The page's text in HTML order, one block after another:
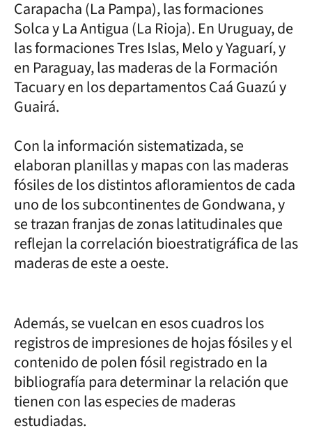
Carapacha (La Pampa), las formaciones
Solca y La Antigua (La Rioja). En Uruguay, de
las formaciones Tres Islas, Melo y Yaguarí, y
en Paraguay, las maderas de la Formación
Tacuary en los departamentos Caá Guazú y
Guairá.
Con la información sistematizada, se
elaboran planillas y mapas con las maderas
fósiles de los distintos afloramientos de cada
uno de los subcontinentes de Gondwana, y
se trazan franjas de zonas latitudinales que
reflejan la correlación bioestratigráfica de las
maderas de este a oeste.
Además, se vuelcan en esos cuadros los
registros de impresiones de hojas fósiles y el
contenido de polen fósil registrado en la
bibliografía para determinar la relación que
tienen con las especies de maderas
estudiadas.